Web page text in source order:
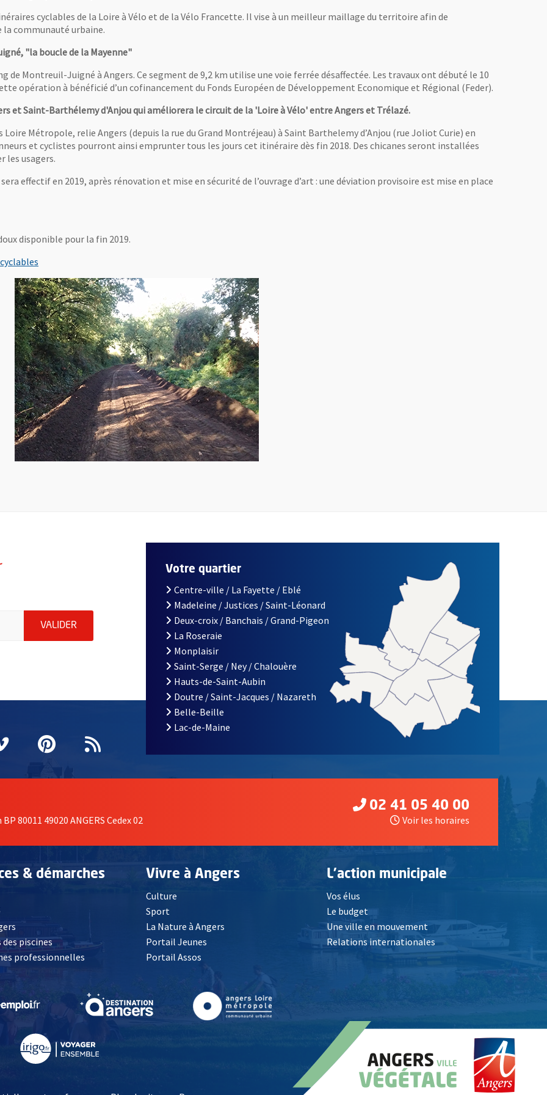
cyclables de la Loire à Vélo et de la Vélo Francette. Il vise à un meilleur maillage du territoire afin de
communauté urbaine.
"la boucle de la Mayenne"
Montreuil-Juigné à Angers. Ce segment de 9,2 km utilise une voie ferrée désaffectée. Les travaux ont débuté le 10
opération à bénéficié d’un cofinancement du Fonds Européen de Développement Economique et Régional (Feder).
et Saint-Barthélemy d'Anjou qui améliorera le circuit de la 'Loire à Vélo' entre Angers et Trélazé.
Métropole, relie Angers (depuis la rue du Grand Montréjeau) à Saint Barthelemy d’Anjou (rue Joliot Curie) en
et cyclistes pourront ainsi emprunter tous les jours cet itinéraire dès fin 2018. Des chicanes seront installées
les usagers.
effectif en 2019, après rénovation et mise en sécurité de l’ouvrage d’art : une déviation provisoire est mise en place
disponible pour la fin 2019.
indiquez votre email (champ obligatoire)
VALIDERENVOYER MA DEMANDE D'INSCRIPTION À LA LETTRE D'INFORMATION DE LA VILLE D'ANGERS
fenêtrefenêtre
une nouvelle fenêtre
Vimeo
, Ouvre une nouvelle fenêtre
Pinterest
, Ouvre une nouvelle fenêtre
Flux RSS
Votre quartier
Centre-ville / La Fayette / Eblé
Madeleine / Justices / Saint-Léonard
Deux-croix / Banchais / Grand-Pigeon
La Roseraie
Monplaisir
Saint-Serge / Ney / Chalouère
Hauts-de-Saint-Aubin
Doutre / Saint-Jacques / Nazareth
Belle-Beille
Lac-de-Maine
80011 49020 ANGERS Cedex 02
02 41 05 40 00
Voir les horaires
& démarches
, Ouvre une nouvelle fenêtre
piscines
professionnelles
Vivre à Angers
Culture
Sport
La Nature à Angers
Portail Jeunes
Portail Assos
L'action municipale
Vos élus
Le budget
Une ville en mouvement
Relations internationales
fenêtre , Ouvre une nouvelle fenêtre , Ouvre une nouvelle fenêtre, Ouvre une nouvelle fenêtre